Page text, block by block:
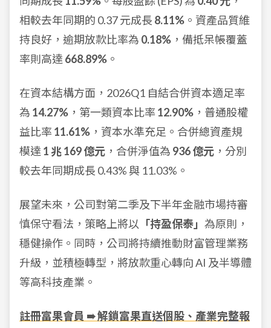
相較去年同期的 0.37 元成長 8.11% 。資產品質維
持良好，逾期放款比率為 0.18% ，備抵呆帳覆蓋
率則高達 668.89% 。
在資本結構方面，2026Q1 自結合併資本適足率
為 14.27% ，第一類資本比率 12.90% ，普通股權
益比率 11.61% ，資本水準充足。合併總資產規
模達 1 兆 169 億元 ，合併淨值為 936 億元 ，分別
較去年同期成長 0.43% 與 11.03%。
展望未來，公司對第二季及下半年金融市場持審
慎保守看法，策略上將以 「持盈保泰」 為原則，
穩健操作。同時，公司將持續推動財富管理業務
升級，並積極轉型，將放款重心轉向 AI 及半導體
等高科技產業。
註冊富果會員 ➠ 解鎖富果直送個股、產業完整報